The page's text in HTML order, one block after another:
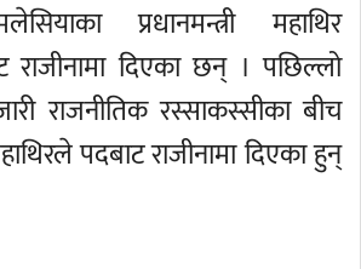
प्रधानमन्त्री महाथिर
राजीनामा दिएका छन् । पछिल्लो
राजनीतिक रस्साकस्सीका बीच
पदबाट राजीनामा दिएका हुन्